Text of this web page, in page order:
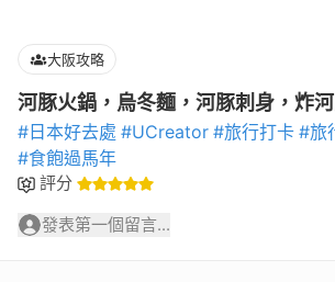
大阪攻略
河豚火鍋，烏冬麵，河豚刺身，炸
#日本好去處 #UCreator #旅行打卡 #旅
#食飽過馬年
評分
發表第一個留言...